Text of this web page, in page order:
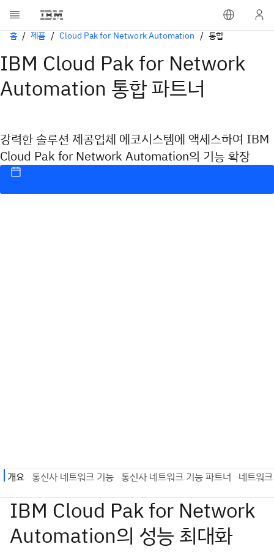
홈 제품 Cloud Pak for Network Automation 통합
IBM Cloud Pak for Network
Automation 통합 파트너
강력한 솔루션 제공업체 에코시스템에 액세스하여 IBM
Cloud Pak for Network Automation의 기능 확장